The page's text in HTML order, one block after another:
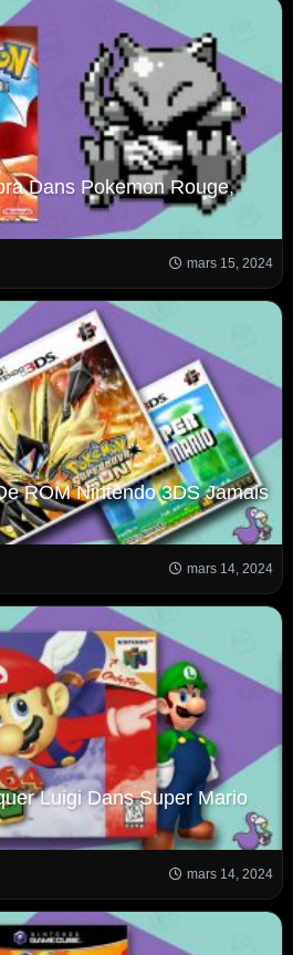
Dans Pokemon Rouge,
mars 15, 2024
ROM Nintendo 3DS Jamais
mars 14, 2024
Luigi Dans Super Mario
mars 14, 2024